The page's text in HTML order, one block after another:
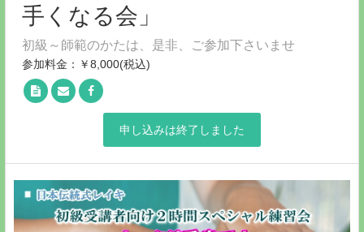
手くなる会」
初級～師範のかたは、是非、ご参加下さいませ
参加料金：￥8,000(税込)
申し込みは終了しました